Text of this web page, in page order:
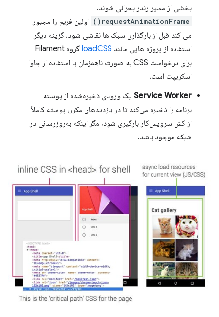
بخشی از مسیر رندر بحرانی شوند.
requestAnimationFrame()
اولین فریم را مجبور
می کند قبل از بارگذاری سبک ها نقاشی شود. گزینه دیگر
استفاده از پروژه هایی مانند loadCSS
گروه Filament
برای درخواست CSS به صورت ناهمزمان با استفاده از جاوا
اسکریپت است.
Service Worker یک ورودی ذخیره‌شده از پوسته
برنامه را ذخیره می‌کند تا در بازدیدهای مکرر، پوسته کاملاً
از کش سرویس‌کار بارگیری شود، مگر اینکه به‌روزرسانی در
شبکه موجود باشد.